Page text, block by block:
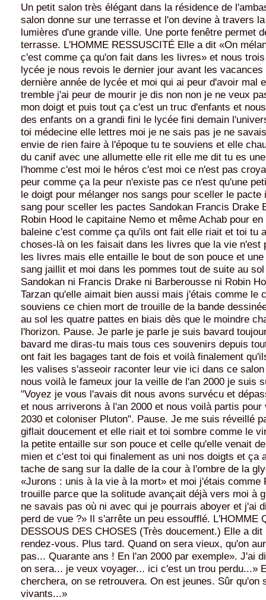
Un petit salon très élégant dans la résidence de
salon donne sur une terrasse et l'on devine à travers
lumières d'une grande ville. Une porte fenêtre permet
terrasse. L'HOMME RESSUSCITÉ Elle a dit «On
c'est comme ça qu'on fait dans les livres» et nous
lycée je nous revois le dernier jour avant les vacances
dernière année de lycée et moi qui ai peur d'avoir mal
tremble j'ai peur de mourir je dis non non je ne veux
mon doigt et puis tout ça c'est un truc d'enfants et
des enfants on a grandi fini le lycée fini demain
toi médecine elle lettres moi je ne sais pas je ne
envie de rien faire à l'époque tu te souviens et elle
du canif avec une allumette elle rit elle me dit tu es
l'homme c'est moi le héros c'est moi ce n'est pas
peur comme ça la peur n'existe pas ce n'est qu'une
le doigt pour mélanger nos sangs pour sceller le pacte
sang pour sceller les pactes Sandokan Francis Drake
Robin Hood le capitaine Nemo et même Achab pour
baleine c'est comme ça qu'ils ont fait elle riait et toi tu
choses-là on les faisait dans les livres que la vie n'est
les livres mais elle entaille le bout de son pouce et
sang jaillit et moi dans les pommes tout de suite au
Sandokan ni Francis Drake ni Barberousse ni Robin
Tarzan qu'elle aimait bien aussi mais j'étais comme le
souviens ce chien mort de trouille de la bande
au sol les quatre pattes en biais dès que le moindre
l'horizon. Pause. Je parle je parle je suis bavard
bavard me diras-tu mais tous ces souvenirs depuis
ont fait les bagages tant de fois et voilà finalement
les valises s'asseoir raconter leur vie ici dans ce
nous voilà le fameux jour la veille de l'an 2000 je suis
"Voyez je vous l'avais dit nous avons survécu et
et nous arriverons à l'an 2000 et nous voilà partis pour
2030 et coloniser Pluton". Pause. Je me suis réveillé
giflait doucement et elle riait et toi sombre comme le
la petite entaille sur son pouce et celle qu'elle venait
mien et c'est toi qui finalement as uni nos doigts et ça
tache de sang sur la dalle de la cour à l'ombre de la
«Jurons : unis à la vie à la mort» et moi j'étais comme
trouille parce que la solitude avançait déjà vers moi à
ne savais pas où ni avec qui je pourrais aboyer et j'ai
perd de vue ?» Il s'arrête un peu essoufflé. L'HOMME
DESSOUS DES CHOSES (Très doucement.) Elle a
rendez-vous. Plus tard. Quand on sera vieux, qu'on
pas... Quarante ans ! En l'an 2000 par exemple». J'ai
on sera... je veux voyager... ici c'est un trou perdu...»
cherchera, on se retrouvera. On est jeunes. Sûr qu'on
vivants...»